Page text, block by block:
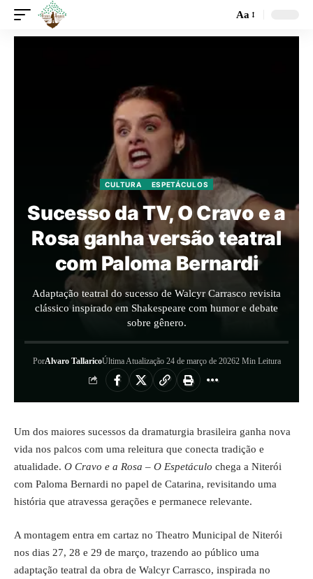
Aa
CULTURA ESPETÁCULOS
Sucesso da TV, O Cravo e a
Rosa ganha versão teatral
com Paloma Bernardi
Adaptação teatral do sucesso de Walcyr Carrasco revisita
clássico inspirado em Shakespeare com humor e debate
sobre gênero.
PorAlvaro TallaricoÚltima Atualização 24 de março de 20262 Min Leitura
Um dos maiores sucessos da dramaturgia brasileira ganha nova
vida nos palcos com uma releitura que conecta tradição e
atualidade. O Cravo e a Rosa – O Espetáculo chega a Niterói
com Paloma Bernardi no papel de Catarina, revisitando uma
história que atravessa gerações e permanece relevante.
A montagem entra em cartaz no Theatro Municipal de Niterói
nos dias 27, 28 e 29 de março, trazendo ao público uma
adaptação teatral da obra de Walcyr Carrasco, inspirada no